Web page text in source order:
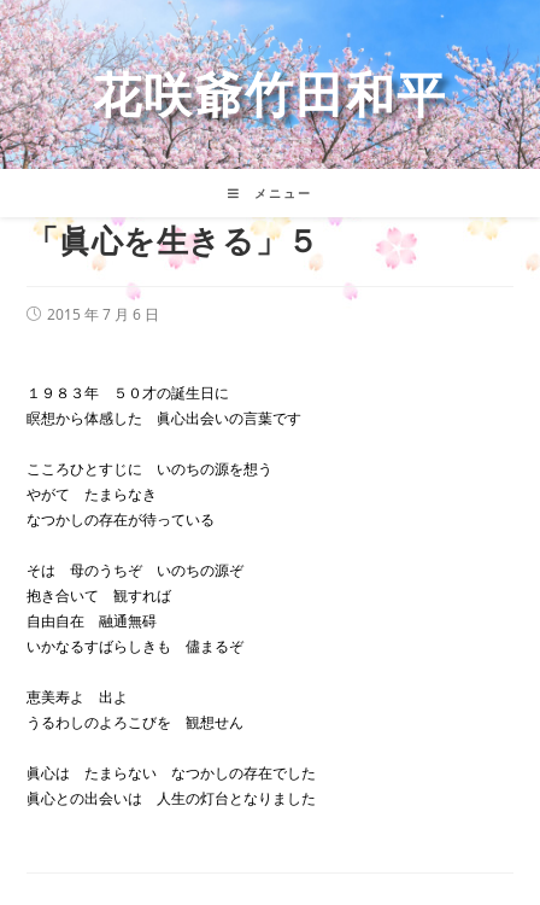
コ
ン
テ
ン
ツ
へ
ス
花咲爺竹田和平
メニュー
「眞心を生きる」５
投
日:
2015 年 7 月 6 日
１９８３年 ５０才の誕生日に
瞑想から体感した 眞心出会いの言葉です
こころひとすじに いのちの源を想う
やがて たまらなき
なつかしの存在が待っている
そは 母のうちぞ いのちの源ぞ
抱き合いて 観すれば
自由自在 融通無碍
いかなるすばらしきも 儘まるぞ
恵美寿よ 出よ
うるわしのよろこびを 観想せん
眞心は たまらない なつかしの存在でした
眞心との出会いは 人生の灯台となりました